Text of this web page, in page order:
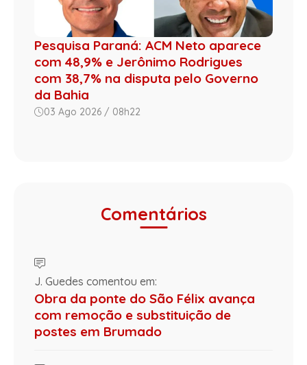
Pesquisa Paraná: ACM Neto aparece
com 48,9% e Jerônimo Rodrigues
com 38,7% na disputa pelo Governo
da Bahia
03 Ago 2026 / 08h22
Comentários
J. Guedes comentou em:
Obra da ponte do São Félix avança
com remoção e substituição de
postes em Brumado